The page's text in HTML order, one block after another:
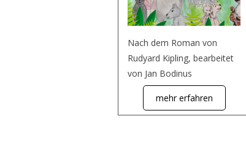
Nach dem Roman von
Rudyard Kipling, bearbeitet
von Jan Bodinus
mehr erfahren